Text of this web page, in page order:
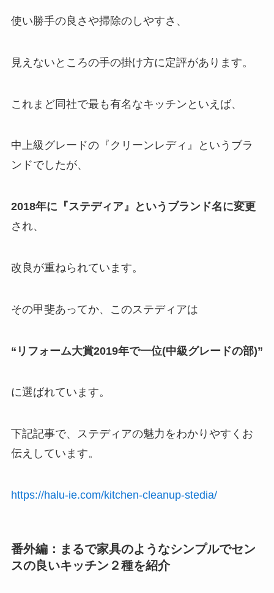
使い勝手の良さや掃除のしやすさ、
見えないところの手の掛け方に定評があります。
これまど同社で最も有名なキッチンといえば、
中上級グレードの『クリーンレディ』というブラ
ンドでしたが、
2018年に『ステディア』というブランド名に変更
され、
改良が重ねられています。
その甲斐あってか、このステディアは
“リフォーム大賞2019年で一位(中級グレードの部)”
に選ばれています。
下記記事で、ステディアの魅力をわかりやすくお
伝えしています。
https://halu-ie.com/kitchen-cleanup-stedia/
番外編：まるで家具のようなシンプルでセン
スの良いキッチン２種を紹介